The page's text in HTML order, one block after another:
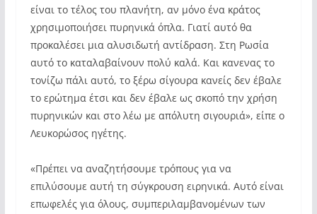
είναι το τέλος του πλανήτη, αν μόνο ένα κράτος
χρησιμοποιήσει πυρηνικά όπλα. Γιατί αυτό θα
προκαλέσει μια αλυσιδωτή αντίδραση. Στη Ρωσία
αυτό το καταλαβαίνουν πολύ καλά. Και κανενας το
τονίζω πάλι αυτό, το ξέρω σίγουρα κανείς δεν έβαλε
το ερώτημα έτσι και δεν έβαλε ως σκοπό την χρήση
πυρηνικών και στο λέω με απόλυτη σιγουριά», είπε ο
Λευκορώσος ηγέτης.
«Πρέπει να αναζητήσουμε τρόπους για να
επιλύσουμε αυτή τη σύγκρουση ειρηνικά. Αυτό είναι
επωφελές για όλους, συμπεριλαμβανομένων των